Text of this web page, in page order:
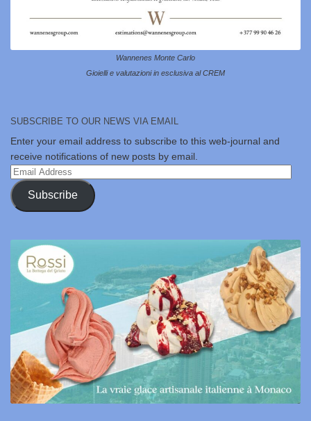
Wannenes Monte Carlo
Gioielli e valutazioni in esclusiva al CREM
SUBSCRIBE TO OUR NEWS VIA EMAIL
Enter your email address to subscribe to this web-journal and
receive notifications of new posts by email.
Email
Address
Subscribe